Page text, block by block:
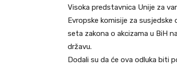
Visoka predstavnica Unije za
Evropske komisije za
seta zakona o akcizama u BiH
državu.
Dodali su da će ova odluka biti